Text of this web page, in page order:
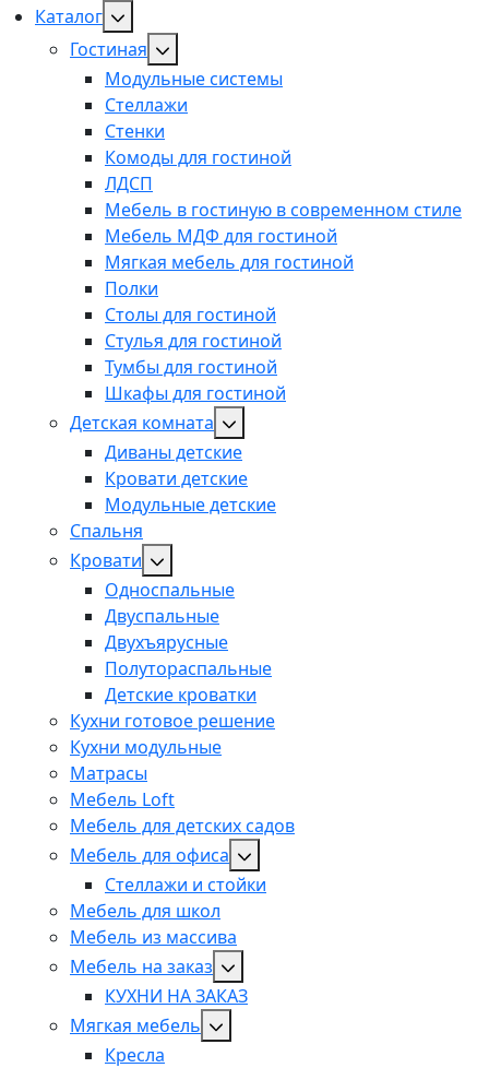
Каталог
Гостиная
Модульные системы
Стеллажи
Стенки
Комоды для гостиной
ЛДСП
Мебель в гостиную в современном стиле
Мебель МДФ для гостиной
Мягкая мебель для гостиной
Полки
Столы для гостиной
Стулья для гостиной
Тумбы для гостиной
Шкафы для гостиной
Детская комната
Диваны детские
Кровати детские
Модульные детские
Спальня
Кровати
Односпальные
Двуспальные
Двухъярусные
Полутораспальные
Детские кроватки
Кухни готовое решение
Кухни модульные
Матрасы
Мебель Loft
Мебель для детских садов
Мебель для офиса
Стеллажи и стойки
Мебель для школ
Мебель из массива
Мебель на заказ
КУХНИ НА ЗАКАЗ
Мягкая мебель
Кресла